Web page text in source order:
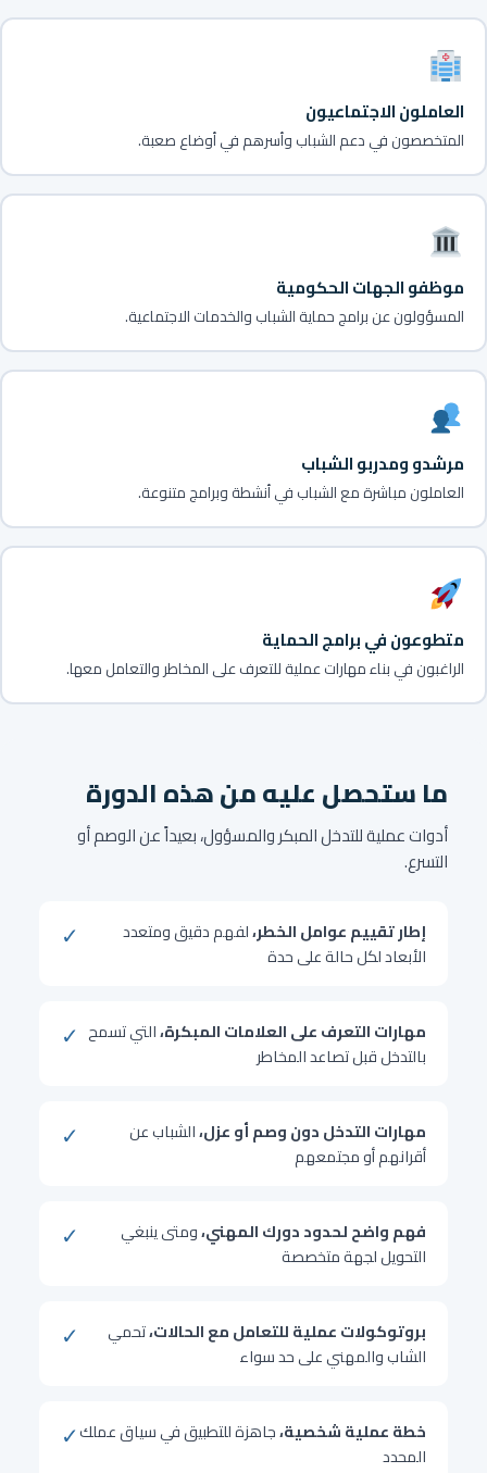
العاملون الاجتماعيون
المتخصصون في دعم الشباب وأسرهم في أوضاع صعبة.
موظفو الجهات الحكومية
المسؤولون عن برامج حماية الشباب والخدمات الاجتماعية.
مرشدو ومدربو الشباب
العاملون مباشرة مع الشباب في أنشطة وبرامج متنوعة.
متطوعون في برامج الحماية
الراغبون في بناء مهارات عملية للتعرف على المخاطر والتعامل معها.
ما ستحصل عليه من هذه الدورة
أدوات عملية للتدخل المبكر والمسؤول، بعيداً عن الوصم أو
التسرع.
✓ إطار تقييم عوامل الخطر،لفهم دقيق ومتعدد
الأبعاد لكل حالة على حدة
✓ مهارات التعرف على العلامات المبكرة،التي تسمح
بالتدخل قبل تصاعد المخاطر
✓ مهارات التدخل دون وصم أو عزل،الشباب عن
أقرانهم أو مجتمعهم
✓ فهم واضح لحدود دورك المهني،ومتى ينبغي
التحويل لجهة متخصصة
✓ بروتوكولات عملية للتعامل مع الحالات،تحمي
الشاب والمهني على حد سواء
✓ خطة عملية شخصية،جاهزة للتطبيق في سياق عملك
المحدد